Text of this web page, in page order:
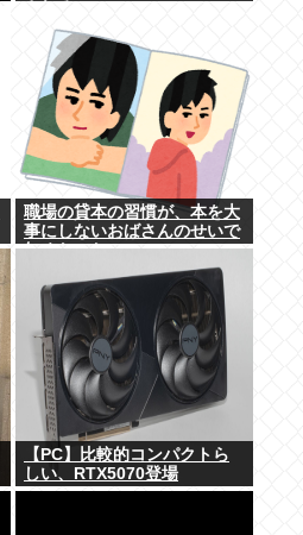
職場の貸本の習慣が、本を大
事にしないおばさんのせいで
無くなった
【PC】比較的コンパクトら
しい、RTX5070登場